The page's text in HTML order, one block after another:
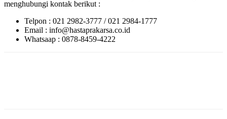
menghubungi kontak berikut :
Telpon : 021 2982-3777 / 021 2984-1777
Email : info@hastaprakarsa.co.id
Whatsaap : 0878-8459-4222